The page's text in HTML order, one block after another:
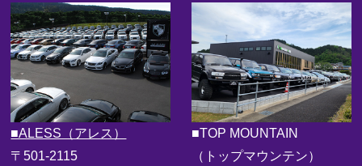
■ALESS（アレス）
〒501-2115
■TOP MOUNTAIN
（トップマウンテン）